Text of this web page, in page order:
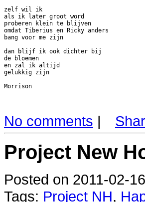
zelf wil ik
als ik later groot word
proberen klein te blijven
omdat Tiberius en Ricky anders
bang voor me zijn
dan blijf ik ook dichter bij
de bloemen
en zal ik altijd
gelukkig zijn
No comments |
Project New
Posted on 2011-02-
Tags: Project NH,